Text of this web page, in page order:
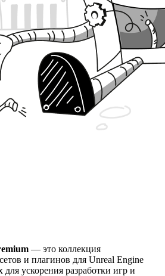
— это коллекция
и плагинов для Unreal Engine
ускорения разработки игр и